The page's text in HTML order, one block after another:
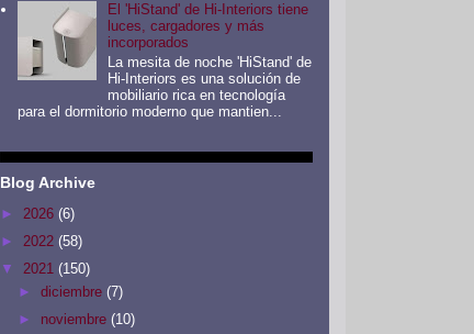
El 'HiStand' de Hi-Interiors tiene
luces, cargadores y más
incorporados
La mesita de noche 'HiStand' de
Hi-Interiors es una solución de
mobiliario rica en tecnología
para el dormitorio moderno que mantien...
Blog Archive
► 2026 (6)
► 2022 (58)
▼ 2021 (150)
► diciembre (7)
► noviembre (10)